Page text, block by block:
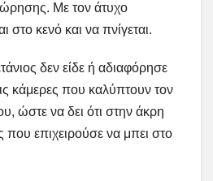
Με τον άτυχο
στο κενό και να πνίγεται.
δεν είδε ή αδιαφόρησε
κάμερες που καλύπτουν τον
ώστε να δει ότι στην άκρη
που επιχειρούσε να μπει στο